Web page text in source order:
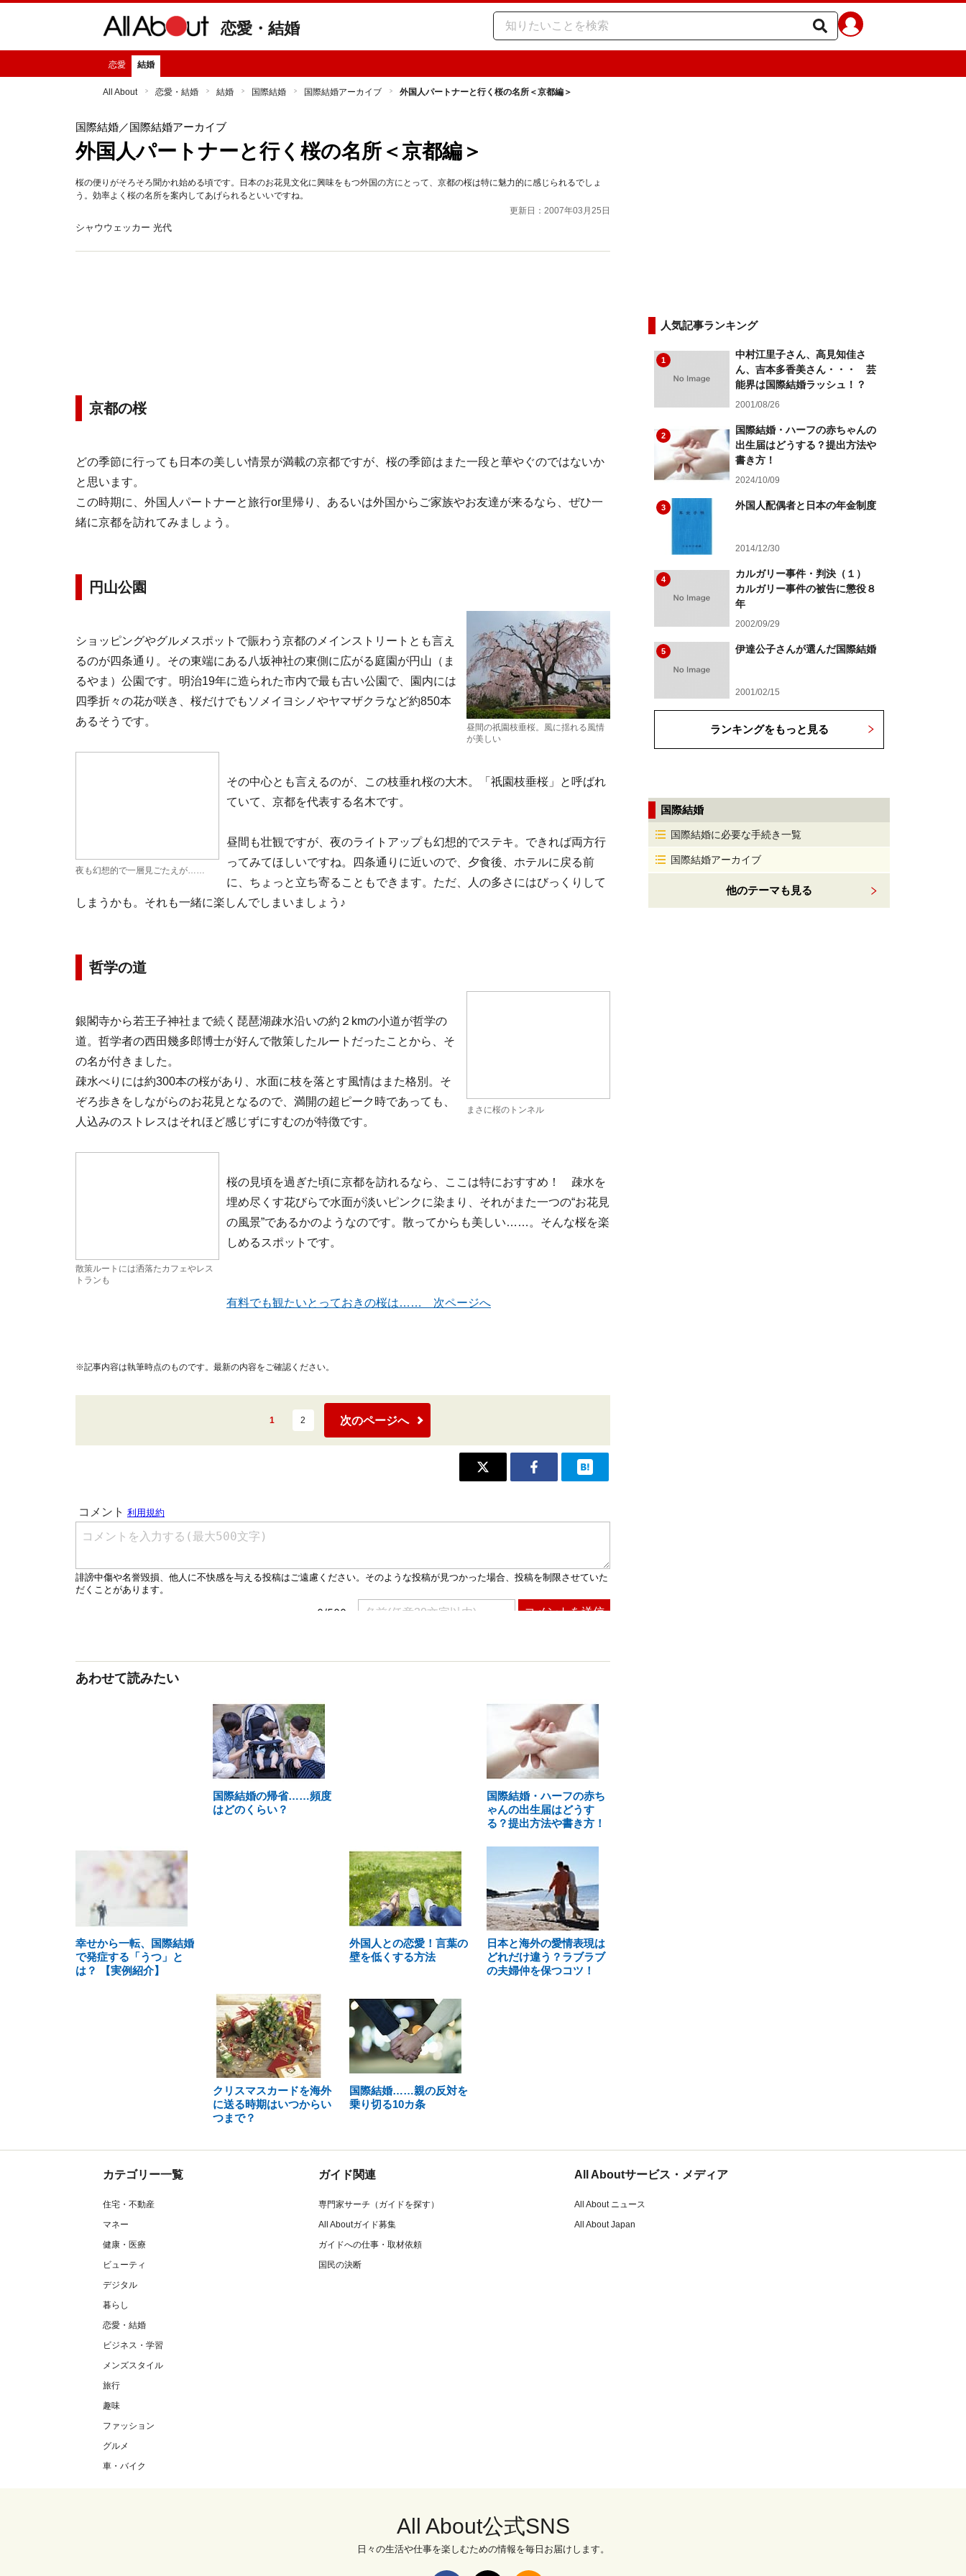
恋愛・結婚
恋愛 結婚
All About 恋愛・結婚 結婚 国際結婚 国際結婚アーカイブ 外国人パートナーと行く桜の名所＜京都編＞
国際結婚／国際結婚アーカイブ
外国人パートナーと行く桜の名所＜京都編＞
桜の便りがそろそろ聞かれ始める頃です。日本のお花見文化に興味をもつ外国の方にとって、京都の桜は特に魅力的に感じられるでしょ
う。効率よく桜の名所を案内してあげられるといいですね。
更新日：2007年03月25日
シャウウェッカー 光代
京都の桜
どの季節に行っても日本の美しい情景が満載の京都ですが、桜の季節はまた一段と華やぐのではないか
と思います。
この時期に、外国人パートナーと旅行or里帰り、あるいは外国からご家族やお友達が来るなら、ぜひ一
緒に京都を訪れてみましょう。
円山公園
昼間の祇園枝垂桜。風に揺れる風情
が美しい
ショッピングやグルメスポットで賑わう京都のメインストリートとも言え
るのが四条通り。その東端にある八坂神社の東側に広がる庭園が円山（ま
るやま）公園です。明治19年に造られた市内で最も古い公園で、園内には
四季折々の花が咲き、桜だけでもソメイヨシノやヤマザクラなど約850本
あるそうです。
夜も幻想的で一層見ごたえが……
その中心とも言えるのが、この枝垂れ桜の大木。「祇園枝垂桜」と呼ばれ
ていて、京都を代表する名木です。
昼間も壮観ですが、夜のライトアップも幻想的でステキ。できれば両方行
ってみてほしいですね。四条通りに近いので、夕食後、ホテルに戻る前
に、ちょっと立ち寄ることもできます。ただ、人の多さにはびっくりして
しまうかも。それも一緒に楽しんでしまいましょう♪
哲学の道
まさに桜のトンネル
銀閣寺から若王子神社まで続く琵琶湖疎水沿いの約２kmの小道が哲学の
道。哲学者の西田幾多郎博士が好んで散策したルートだったことから、そ
の名が付きました。
疎水べりには約300本の桜があり、水面に枝を落とす風情はまた格別。そ
ぞろ歩きをしながらのお花見となるので、満開の超ピーク時であっても、
人込みのストレスはそれほど感じずにすむのが特徴です。
散策ルートには洒落たカフェやレス
トランも
桜の見頃を過ぎた頃に京都を訪れるなら、ここは特におすすめ！ 疎水を
埋め尽くす花びらで水面が淡いピンクに染まり、それがまた一つの“お花見
の風景”であるかのようなのです。散ってからも美しい……。そんな桜を楽
しめるスポットです。
有料でも観たいとっておきの桜は…… 次ページへ
※記事内容は執筆時点のものです。最新の内容をご確認ください。
1 2 次のページへ
あわせて読みたい
国際結婚の帰省……頻度
はどのくらい？
国際結婚・ハーフの赤ち
ゃんの出生届はどうす
る？提出方法や書き方！
幸せから一転、国際結婚
で発症する「うつ」と
は？ 【実例紹介】
外国人との恋愛！言葉の
壁を低くする方法
日本と海外の愛情表現は
どれだけ違う？ラブラブ
の夫婦仲を保つコツ！
クリスマスカードを海外
に送る時期はいつからい
つまで？
国際結婚……親の反対を
乗り切る10カ条
人気記事ランキング
1
中村江里子さん、高見知佳さ
ん、吉本多香美さん・・・ 芸
能界は国際結婚ラッシュ！？
2001/08/26
2
国際結婚・ハーフの赤ちゃんの
出生届はどうする？提出方法や
書き方！
2024/10/09
3 外国人配偶者と日本の年金制度
2014/12/30
4
カルガリー事件・判決（１）
カルガリー事件の被告に懲役８
年
2002/09/29
5 伊達公子さんが選んだ国際結婚
2001/02/15
ランキングをもっと見る
国際結婚
国際結婚に必要な手続き一覧
国際結婚アーカイブ
他のテーマも見る
カテゴリー一覧
住宅・不動産
マネー
健康・医療
ビューティ
デジタル
暮らし
恋愛・結婚
ビジネス・学習
メンズスタイル
旅行
趣味
ファッション
グルメ
車・バイク
ガイド関連
専門家サーチ（ガイドを探す）
All Aboutガイド募集
ガイドへの仕事・取材依頼
国民の決断
All Aboutサービス・メディア
All About ニュース
All About Japan
All About公式SNS
日々の生活や仕事を楽しむための情報を毎日お届けします。